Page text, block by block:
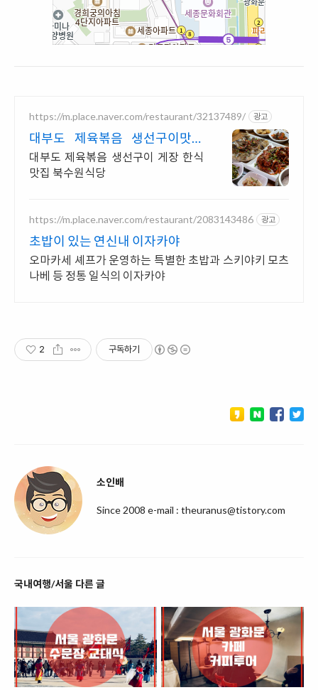
https://m.place.naver.com/restaurant/32137489/ 광고
대부도 제육볶음 생선구이맛집
대부도맛집
대부도 제육볶음 생선구이 게장 한식
맛집 북수원식당
https://m.place.naver.com/restaurant/2083143486 광고
초밥이 있는 연신내 이자카야
오마카세 셰프가 운영하는 특별한 초밥과 스키야키 모츠
나베 등 정통 일식의 이자카야
2 구독하기
소인배
Since 2008 e-mail : theuranus@tistory.com
국내여행/서울 다른 글